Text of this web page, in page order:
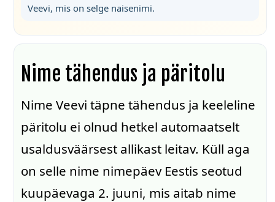
Veevi, mis on selge naisenimi.
Nime tähendus ja päritolu
Nime Veevi täpne tähendus ja keeleline
päritolu ei olnud hetkel automaatselt
usaldusväärsest allikast leitav. Küll aga
on selle nime nimepäev Eestis seotud
kuupäevaga 2. juuni, mis aitab nime